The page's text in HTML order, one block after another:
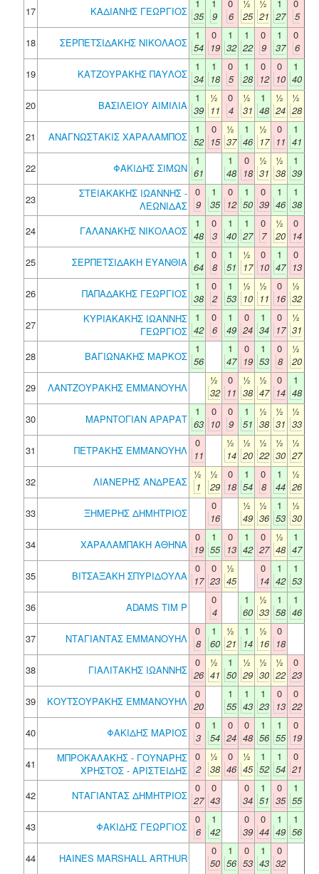
17
ΚΑΔΙΑΝΗΣ ΓΕΩΡΓΙΟΣ
1
35
1
9
0
6
½
25
½
21
1
27
0
5
18
ΣΕΡΠΕΤΣΙΔΑΚΗΣ ΝΙΚΟΛΑΟΣ
1
54
0
19
1
32
1
22
0
9
1
37
0
6
19
ΚΑΤΖΟΥΡΑΚΗΣ ΠΑΥΛΟΣ
1
34
1
18
0
5
1
28
0
12
0
10
1
40
20
ΒΑΣΙΛΕΙΟΥ ΑΙΜΙΛΙΑ
1
39
½
11
0
4
½
31
1
48
½
24
½
28
21
ΑΝΑΓΝΩΣΤΑΚΙΣ ΧΑΡΑΛΑΜΠΟΣ
1
52
0
15
½
37
1
46
½
17
0
11
1
41
22
ΦΑΚΙΔΗΣ ΣΙΜΩΝ
1
61
1
48
0
18
½
31
½
38
1
39
23
ΣΤΕΙΑΚΑΚΗΣ ΙΩΑΝΝΗΣ -
ΛΕΩΝΙΔΑΣ
0
9
1
35
0
12
1
50
0
39
1
46
1
38
24
ΓΑΛΑΝΑΚΗΣ ΝΙΚΟΛΑΟΣ
1
48
0
3
1
40
1
27
0
7
½
20
0
14
25
ΣΕΡΠΕΤΣΙΔΑΚΗ ΕΥΑΝΘΙΑ
1
64
0
8
1
51
½
17
0
10
1
47
0
13
26
ΠΑΠΑΔΑΚΗΣ ΓΕΩΡΓΙΟΣ
1
38
0
2
1
53
½
10
½
11
0
16
½
32
27
ΚΥΡΙΑΚΑΚΗΣ ΙΩΑΝΝΗΣ
ΓΕΩΡΓΙΟΣ
1
42
0
6
1
49
0
24
1
34
0
17
½
31
28
ΒΑΓΙΩΝΑΚΗΣ ΜΑΡΚΟΣ
1
56
1
47
0
19
1
53
0
8
½
20
29
ΛΑΝΤΖΟΥΡΑΚΗΣ ΕΜΜΑΝΟΥΗΛ
½
32
0
11
½
38
½
47
0
14
1
48
30
ΜΑΡΝΤΟΓΙΑΝ ΑΡΑΡΑΤ
1
63
0
10
0
9
1
51
½
38
½
31
½
33
31
ΠΕΤΡΑΚΗΣ ΕΜΜΑΝΟΥΗΛ
0
11
½
14
½
20
½
22
½
30
½
27
32
ΛΙΑΝΕΡΗΣ ΑΝΔΡΕΑΣ
½
1
½
29
0
18
1
54
0
8
1
44
½
26
33
ΞΗΜΕΡΗΣ ΔΗΜΗΤΡΙΟΣ
0
16
½
49
½
36
1
53
½
30
34
ΧΑΡΑΛΑΜΠΑΚΗ ΑΘΗΝΑ
0
19
1
55
0
13
1
42
0
27
½
48
1
47
35
ΒΙΤΣΑΞΑΚΗ ΣΠΥΡΙΔΟΥΛΑ
0
17
0
23
½
45
0
14
1
42
1
53
36
ADAMS TIM P
0
4
1
60
½
33
1
58
1
46
37
ΝΤΑΓΙΑΝΤΑΣ ΕΜΜΑΝΟΥΗΛ
0
8
1
60
½
21
1
14
½
16
0
18
38
ΓΙΑΛΙΤΑΚΗΣ ΙΩΑΝΝΗΣ
0
26
½
41
1
50
½
29
½
30
½
22
0
23
39
ΚΟΥΤΣΟΥΡΑΚΗΣ ΕΜΜΑΝΟΥΗΛ
0
20
1
55
1
43
1
23
0
13
0
22
40
ΦΑΚΙΔΗΣ ΜΑΡΙΟΣ
0
3
1
54
0
24
0
48
1
56
1
55
0
19
41
ΜΠΡΟΚΑΛΑΚΗΣ - ΓΟΥΝΑΡΗΣ
ΧΡΗΣΤΟΣ - ΑΡΙΣΤΕΙΔΗΣ
0
2
½
38
0
46
½
45
1
52
1
54
0
21
42
ΝΤΑΓΙΑΝΤΑΣ ΔΗΜΗΤΡΙΟΣ
0
27
0
43
0
34
1
51
0
35
1
55
43
ΦΑΚΙΔΗΣ ΓΕΩΡΓΙΟΣ
0
6
1
42
0
39
0
44
1
49
1
56
44
HAINES MARSHALL ARTHUR
0
50
1
56
0
53
1
43
0
32